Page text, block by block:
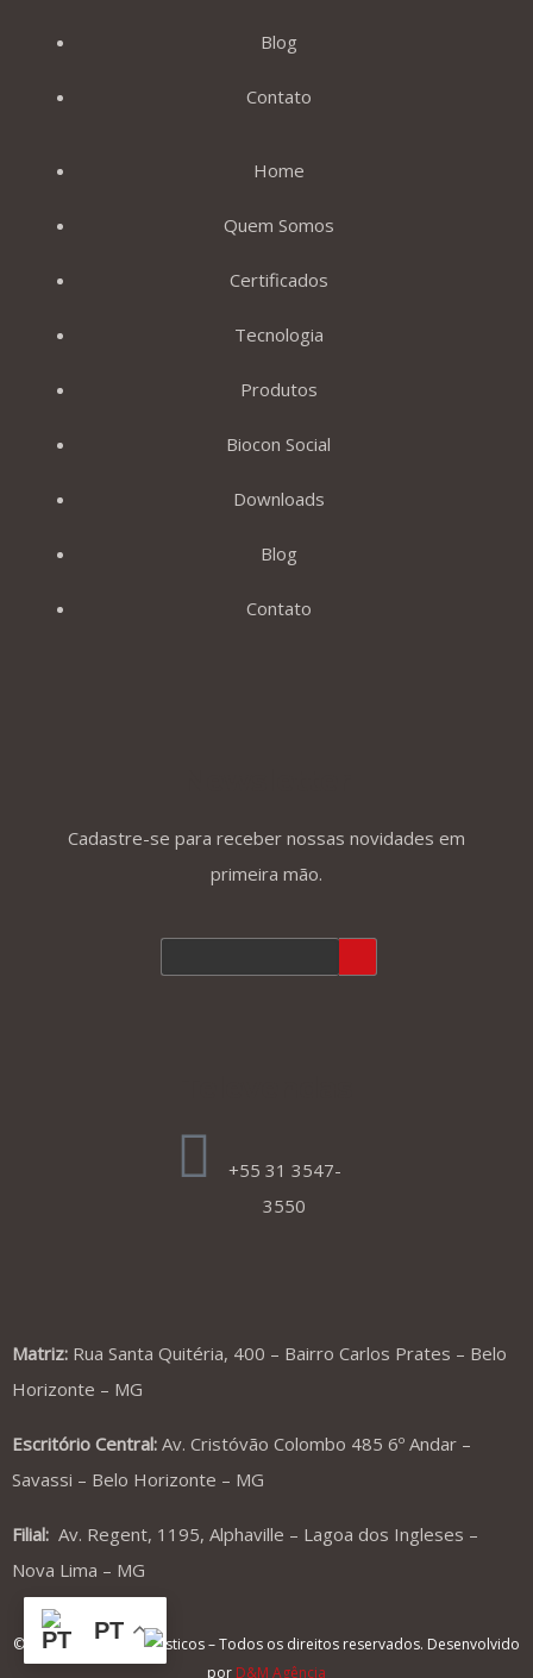
Blog
Contato
Home
Quem Somos
Certificados
Tecnologia
Produtos
Biocon Social
Downloads
Blog
Contato
Cadastre-se para receber nossas novidades em
primeira mão.
+55 31 3547-
3550
Matriz: Rua Santa Quitéria, 400 – Bairro Carlos Prates – Belo
Horizonte – MG
Escritório Central: Av. Cristóvão Colombo 485 6º Andar –
Savassi – Belo Horizonte – MG
Filial: Av. Regent, 1195, Alphaville – Lagoa dos Ingleses –
Nova Lima – MG
© 2022 Biocon Diagnósticos – Todos os direitos reservados. Desenvolvido
por D&M Agência
PT